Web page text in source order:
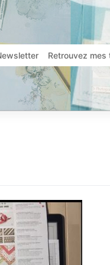
Retrouvez